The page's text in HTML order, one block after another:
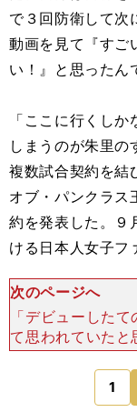
で３回防衛して次
動画を見て『す
い！』と思ったん
「ここに行くし
しまうのが朱里
複数試合契約を結
オブ・パンクラス
約を発表した。９
ける日本人女子フ
次のページへ
「デビューした
て思われていたと
じゃねえっていう
気持ち、１回の
1